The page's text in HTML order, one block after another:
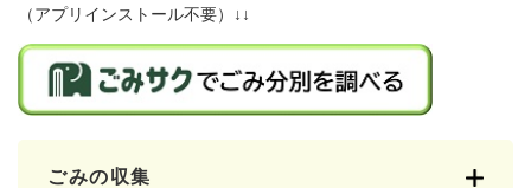
（アプリインストール不要）↓↓
ごみの収集